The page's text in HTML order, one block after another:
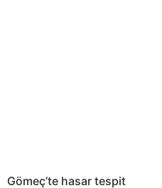
Gömeç’te hasar tespit